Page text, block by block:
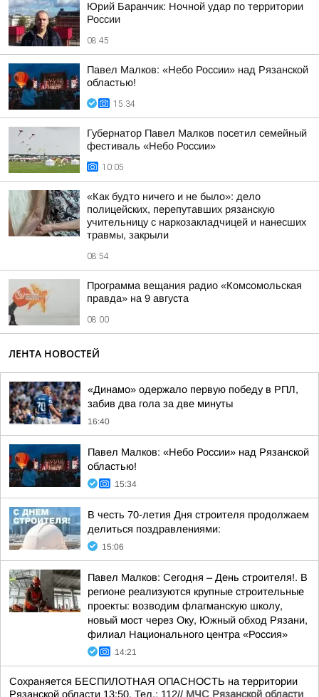
Юрий Баранчик: Ночной удар по территории
России
08:45
Павел Малков: «Небо России» над Рязанской
областью!
15:34
Губернатор Павел Малков посетил семейный
фестиваль «Небо России»
10:05
«Как будто ничего и не было»: дело
полицейских, перепутавших рязанскую
учительницу с наркозакладчицей и нанесших
травмы, закрыли
08:54
Программа вещания радио «Комсомольская
правда» на 9 августа
08:00
ЛЕНТА НОВОСТЕЙ
«Динамо» одержало первую победу в РПЛ,
забив два гола за две минуты
16:40
Павел Малков: «Небо России» над Рязанской
областью!
15:34
В честь 70-летия Дня строителя продолжаем
делиться поздравлениями:
15:06
Павел Малков: Сегодня – День строителя!. В
регионе реализуются крупные строительные
проекты: возводим флагманскую школу,
новый мост через Оку, Южный обход Рязани,
филиал Национального центра «Россия»
14:21
Сохраняется БЕСПИЛОТНАЯ ОПАСНОСТЬ на территории
Рязанской области 13:50. Тел.: 112// МЧС Рязанской области